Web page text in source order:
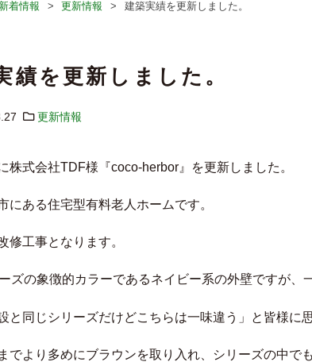
新着情報 更新情報 建築実績を更新しました。
績を更新しました。
更新情報
株式会社TDF様『coco-herbor』を更新しました。
にある住宅型有料老人ホームです。
修工事となります。
ズの象徴的カラーであるネイビー系の外壁ですが、
と同じシリーズだけどこちらは一味違う」と皆様に
でより多めにブラウンを取り入れ、シリーズの中で